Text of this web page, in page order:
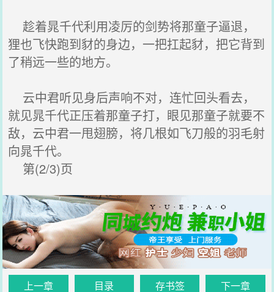
趁着晁千代利用凌厉的剑势将那童子逼退，
狸也飞快跑到豺的身边，一把扛起豺，把它背到
了稍远一些的地方。
云中君听见身后声响不对，连忙回头看去，
就见晁千代正压着那童子打，眼见那童子就要不
敌，云中君一甩翅膀，将几根如飞刀般的羽毛射
向晁千代。
第(2/3)页
上一章 目录 存书签 下一章